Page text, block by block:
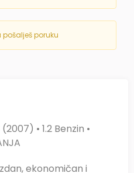
pošalješ poruku
• 1.2 Benzin •
ekonomičan i